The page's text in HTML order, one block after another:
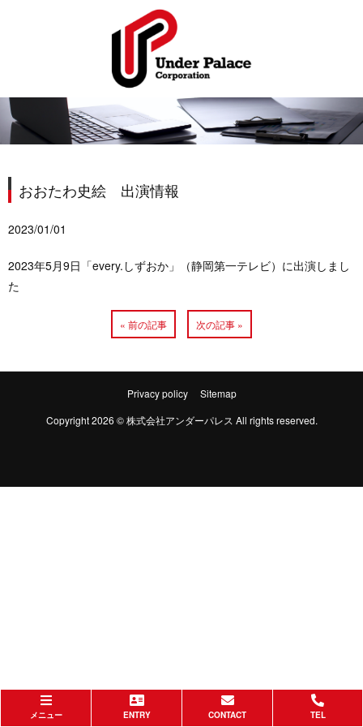
おおたわ史絵 出演情報
2023/01/01
2023年5月9日「every.しずおか」（静岡第一テレビ）に出演しまし
た
« 前の記事 次の記事 »
Privacy policy
Sitemap
Copyright 2026 © 株式会社アンダーパレス All rights reserved.
メニュー ENTRY CONTACT TEL